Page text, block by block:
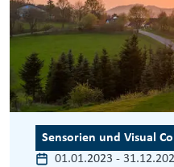
Sensorien und Visual
01.01.2023 -